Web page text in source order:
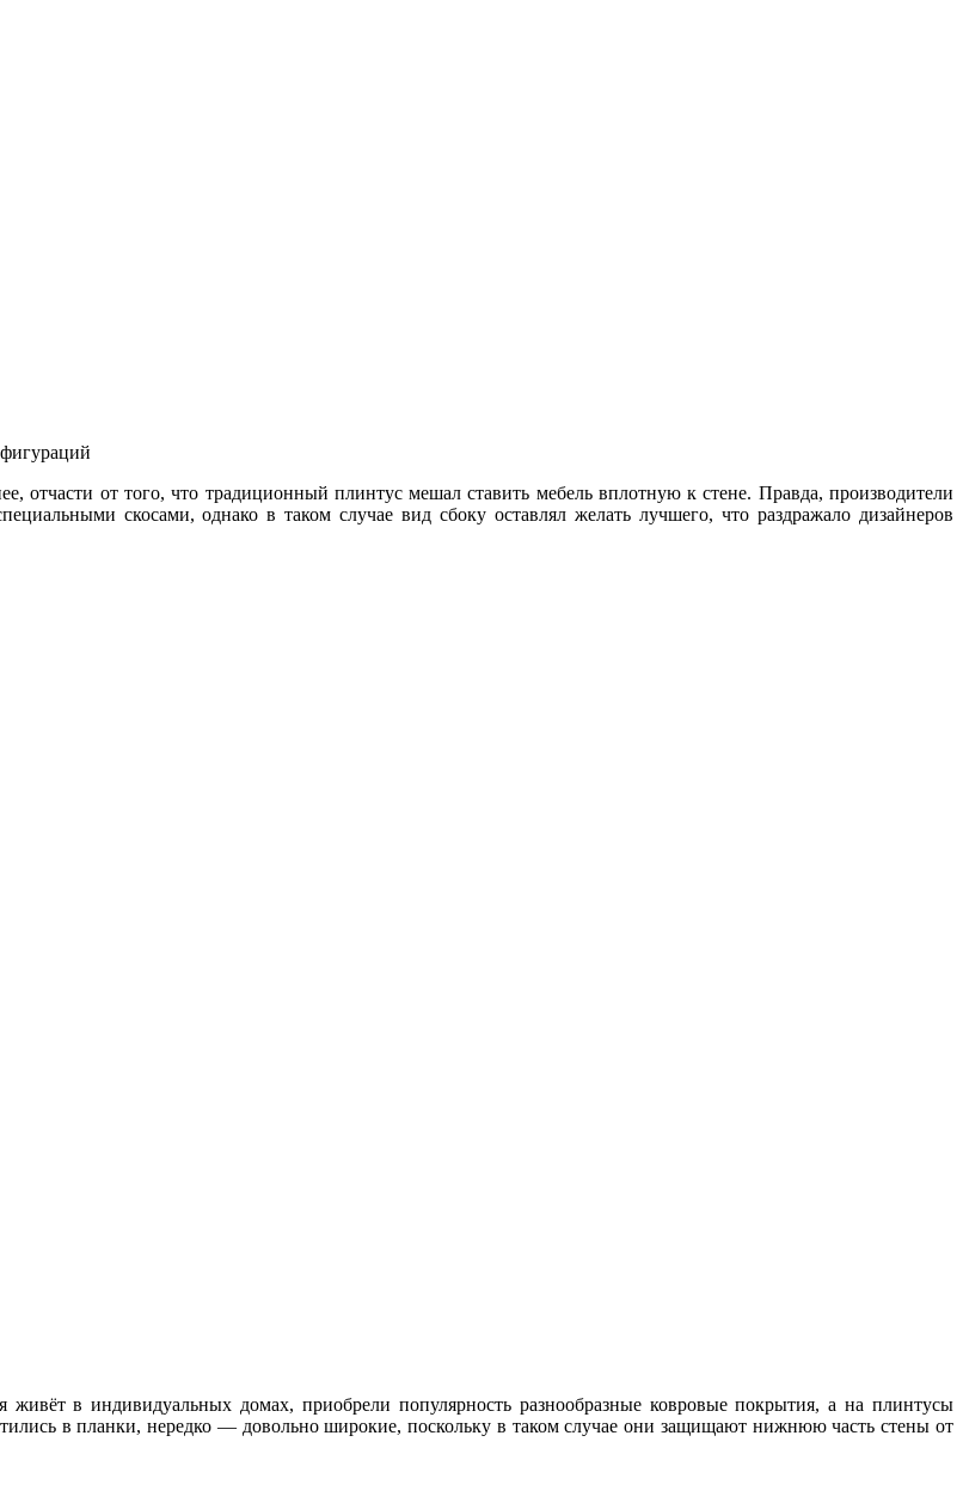
отчасти от того, что традиционный плинтус мешал ставить мебель вплотную к стене. Правда, производители
скосами, однако в таком случае вид сбоку оставлял желать лучшего, что раздражало дизайнеров
в индивидуальных домах, приобрели популярность разнообразные ковровые покрытия, а на плинтусы
в планки, нередко — довольно широкие, поскольку в таком случае они защищают нижнюю часть стены от